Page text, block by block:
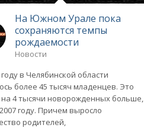
На Южном Урале пока
сохраняются темпы
рождаемости
Новости
в Челябинской области
более 45 тысяч младенцев. Это
4 тысячи новорожденных больше,
году. Причем выросло
родителей,